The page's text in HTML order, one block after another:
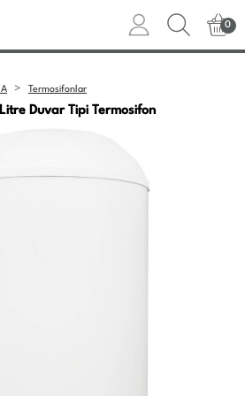
0
Termosifonlar
Duvar Tipi Termosifon